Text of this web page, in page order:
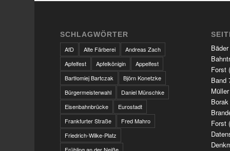
SCHLAGWÖRTER
AfD
Alte Färberei
Andreas Zach
Apfelfest
Apfelkönigin
Appelfest
Bartłomiej Bartczak
Björn Konetzke
Bürgermeisterwahl
Daniel Münschke
Eisenbahnbrücke
Eurostadt
Frankfurter Straße
Fred Mahro
Friedrich-Wilke-Platz
Bäder
Forst
Band
Müller
Forst